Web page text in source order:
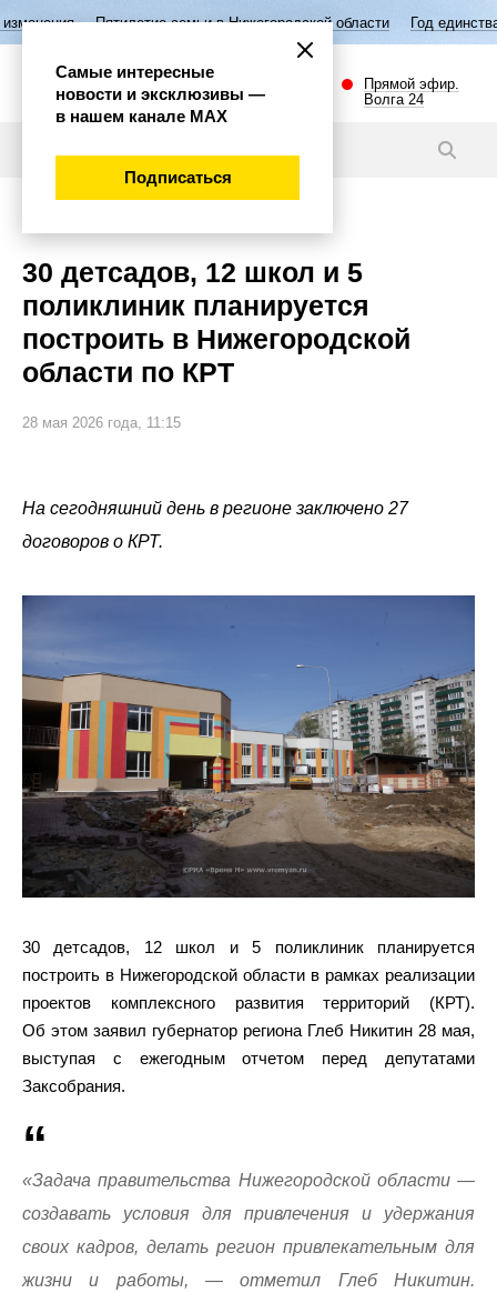
семьи в Нижегородской области Год единства народов России
Прямой эфир.
Волга 24
30 детсадов, 12 школ и 5
поликлиник планируется
построить в Нижегородской
области по КРТ
28 мая 2026 года, 11:15
На сегодняшний день в регионе заключено 27
договоров о КРТ.
30 детсадов, 12 школ и 5 поликлиник планируется
построить в Нижегородской области в рамках реализации
проектов комплексного развития территорий (КРТ).
Об этом заявил губернатор региона Глеб Никитин 28 мая,
выступая с ежегодным отчетом перед депутатами
Заксобрания.
«Задача правительства Нижегородской области —
создавать условия для привлечения и удержания
своих кадров, делать регион привлекательным для
жизни и работы, — отметил Глеб Никитин.
Самые интересные
новости и эксклюзивы —
в нашем канале МАХ
Подписаться